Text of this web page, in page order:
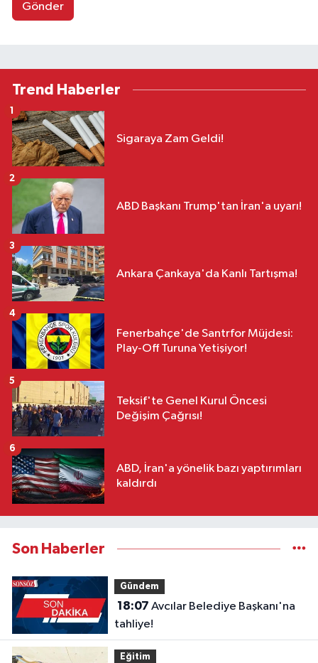
Gönder
Trend Haberler
Sigaraya Zam Geldi!
1
ABD Başkanı Trump'tan İran'a uyarı!
2
Ankara Çankaya'da Kanlı Tartışma!
3
Fenerbahçe'de Santrfor Müjdesi:
Play-Off Turuna Yetişiyor!
4
Teksif'te Genel Kurul Öncesi
Değişim Çağrısı!
5
ABD, İran'a yönelik bazı yaptırımları
kaldırdı
6
Son Haberler
Gündem
18:07
tahliye!
Eğitim